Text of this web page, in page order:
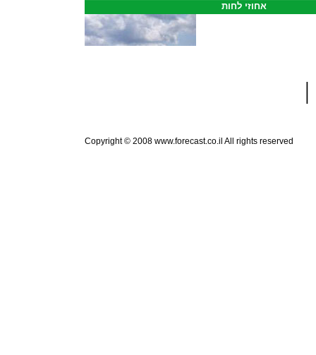
אחוזי לחות
|
Copyright © 2008 www.forecast.co.il All rights reserved